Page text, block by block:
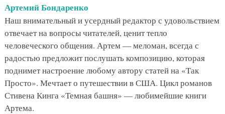
Артемий Бондаренко
Наш внимательный и усердный редактор с удовольствием
отвечает на вопросы читателей, ценит тепло
человеческого общения. Артем — меломан, всегда с
радостью предложит послушать композицию, которая
поднимет настроение любому автору статей на «Так
Просто». Мечтает о путешествии в США. Цикл романов
Стивена Кинга «Темная башня» — любимейшие книги
Артема.